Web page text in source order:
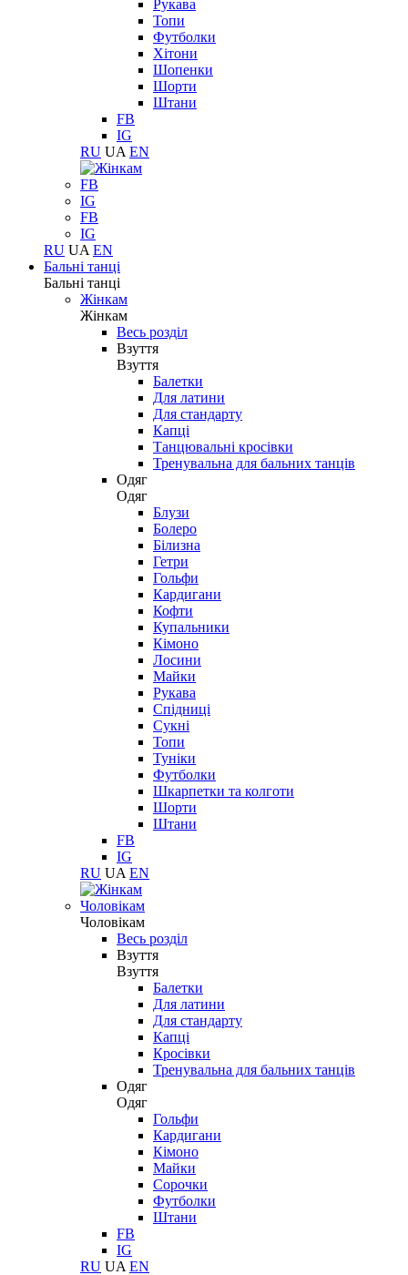
Рукава
Топи
Футболки
Хітони
Шопенки
Шорти
Штани
FB
IG
RU UA EN
FB
IG
FB
IG
RU UA EN
Бальні танці
Бальні танці
Жінкам
Жінкам
Весь розділ
Взуття
Взуття
Балетки
Для латини
Для стандарту
Капці
Танцювальні кросівки
Тренувальна для бальних танців
Одяг
Одяг
Блузи
Болеро
Білизна
Гетри
Гольфи
Кардигани
Кофти
Купальники
Кімоно
Лосини
Майки
Рукава
Спідниці
Сукні
Топи
Туніки
Футболки
Шкарпетки та колготи
Шорти
Штани
FB
IG
RU UA EN
Чоловікам
Чоловікам
Весь розділ
Взуття
Взуття
Балетки
Для латини
Для стандарту
Капці
Кросівки
Тренувальна для бальних танців
Одяг
Одяг
Гольфи
Кардигани
Кімоно
Майки
Сорочки
Футболки
Штани
FB
IG
RU UA EN